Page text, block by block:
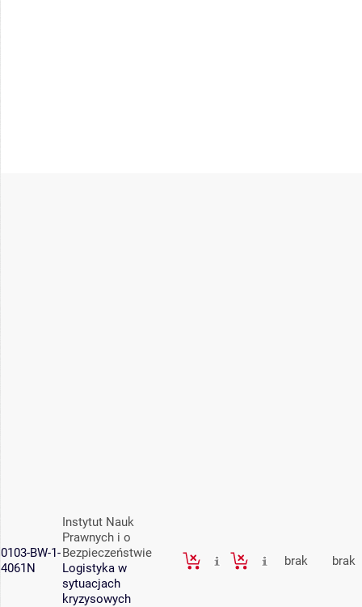
0103-BW-1-
4061N
Instytut Nauk
Prawnych i o
Bezpieczeństwie
Logistyka w
sytuacjach
kryzysowych
brak brak